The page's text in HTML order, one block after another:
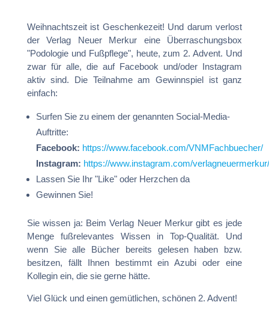
Weihnachtszeit ist Geschenkezeit! Und darum verlost
der Verlag Neuer Merkur eine Überraschungsbox
"Podologie und Fußpflege", heute, zum 2. Advent. Und
zwar für alle, die auf Facebook und/oder Instagram
aktiv sind. Die Teilnahme am Gewinnspiel ist ganz
einfach:
Surfen Sie zu einem der genannten Social-Media-
Auftritte:
Facebook: https://www.facebook.com/VNMFachbuecher/
Instagram: https://www.instagram.com/verlagneuermerkur/
Lassen Sie Ihr "Like" oder Herzchen da
Gewinnen Sie!
Sie wissen ja: Beim Verlag Neuer Merkur gibt es jede
Menge fußrelevantes Wissen in Top-Qualität. Und
wenn Sie alle Bücher bereits gelesen haben bzw.
besitzen, fällt Ihnen bestimmt ein Azubi oder eine
Kollegin ein, die sie gerne hätte.
Viel Glück und einen gemütlichen, schönen 2. Advent!